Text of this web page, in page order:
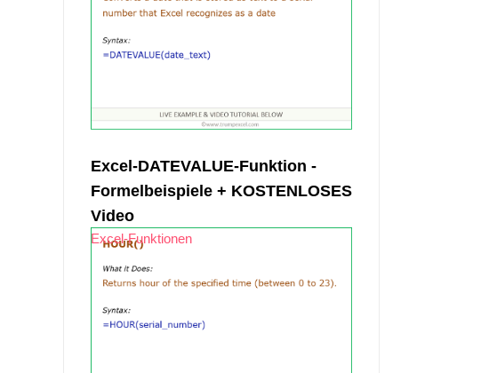
Excel-DATEVALUE-Funktion -
Formelbeispiele + KOSTENLOSES
Video
Excel-Funktionen